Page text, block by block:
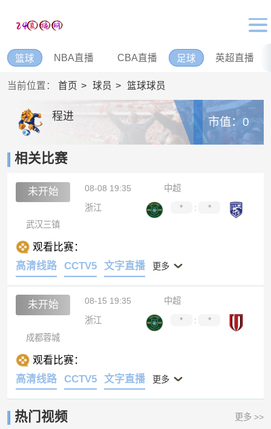
篮球 NBA直播 CBA直播 足球 英超直播
当前位置： 首页 球员 篮球球员
程进 市值：0
相关比赛
未开始 08-08 19:35
中超
浙江
* :
*
武汉三镇
观看比赛：
高清线路
CCTV5 文字直播 更多
未开始 08-15 19:35
中超
浙江
* :
*
成都蓉城
观看比赛：
高清线路
CCTV5 文字直播 更多
热门视频 更多 >>